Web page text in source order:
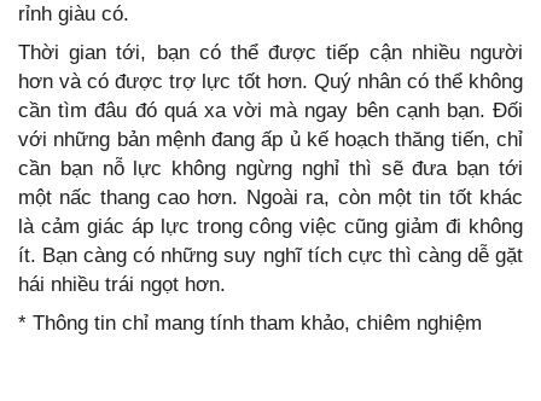
rỉnh giàu có.
Thời gian tới, bạn có thể được tiếp cận nhiều người
hơn và có được trợ lực tốt hơn. Quý nhân có thể không
cần tìm đâu đó quá xa vời mà ngay bên cạnh bạn. Đối
với những bản mệnh đang ấp ủ kế hoạch thăng tiến, chỉ
cần bạn nỗ lực không ngừng nghỉ thì sẽ đưa bạn tới
một nấc thang cao hơn. Ngoài ra, còn một tin tốt khác
là cảm giác áp lực trong công việc cũng giảm đi không
ít. Bạn càng có những suy nghĩ tích cực thì càng dễ gặt
hái nhiều trái ngọt hơn.
* Thông tin chỉ mang tính tham khảo, chiêm nghiệm